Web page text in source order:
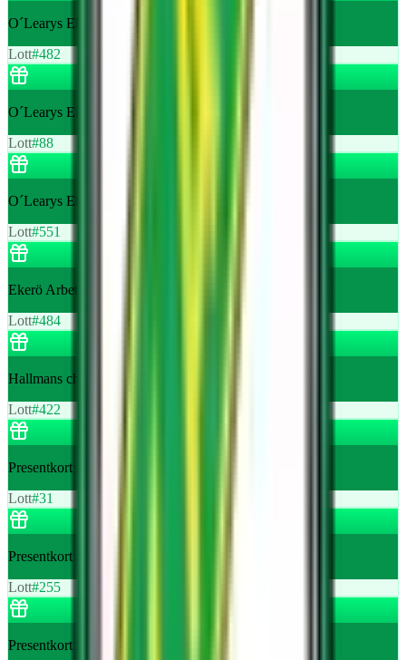
O´Learys Ekerö Bowling värde 400 kr
Lott#482
O´Learys Ekerö Shuffleboard värde 250 kr
Lott#88
O´Learys Ekerö Shuffleboard värde 250 kr
Lott#551
Ekerö Arbetarbod goodiebag med produkter
Lott#484
Hallmans champagneglas
Lott#422
Presentkort för våffelfruksot hos Skå Festplats
Lott#31
Presentkort för våffelfruksot hos Skå Festplats
Lott#255
Presentkort för våffelfruksot hos Skå Festplats